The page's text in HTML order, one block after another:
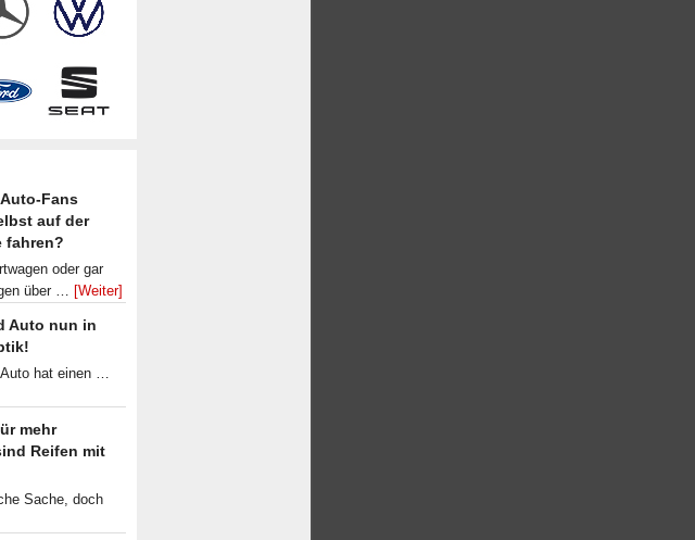
Fans
auf der
fahren?
oder gar
über … [Weiter]
Auto nun in
hat einen …
mehr
Reifen mit
Sache, doch